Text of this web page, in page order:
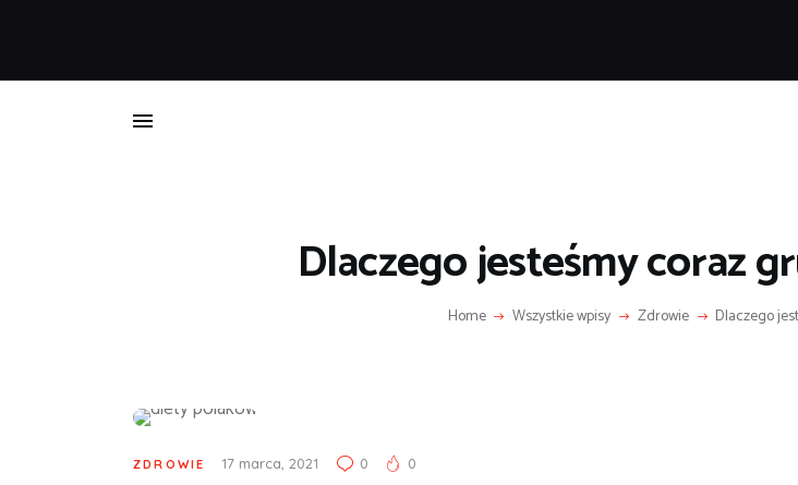
Dlaczego jesteśmy coraz
Home Wszystkie wpisy Zdrowie Dlaczego
ZDROWIE 17 marca, 2021 0 0